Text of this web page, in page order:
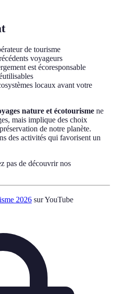
de tourisme
voyageurs
est écoresponsable
locaux avant votre
nature et écotourisme ne
mais implique des choix
de notre planète.
des activités qui favorisent un
pas de découvrir nos
2026 sur YouTube